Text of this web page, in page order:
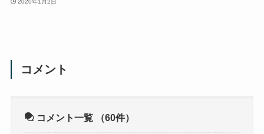
2020年1月2日
コメント
コメント一覧 （60件）